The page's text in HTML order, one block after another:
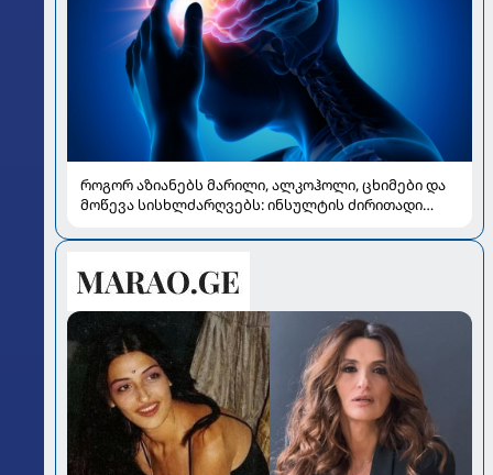
როგორ აზიანებს მარილი, ალკოჰოლი, ცხიმები და
მოწევა სისხლძარღვებს: ინსულტის ძირითადი